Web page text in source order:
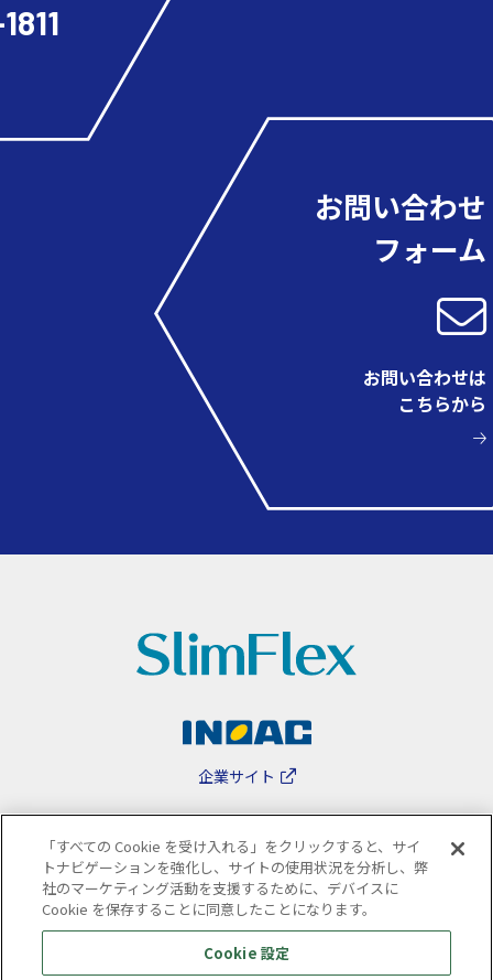
お問い合わせ
フォーム
お問い合わせは
こちらから
企業サイト
サイトのご利用について 個人情報保護方針
「すべての Cookie を受け入れる」をクリックすると、サイ
トナビゲーションを強化し、サイトの使用状況を分析し、弊
社のマーケティング活動を支援するために、デバイスに
Cookie を保存することに同意したことになります。
Cookie 設定